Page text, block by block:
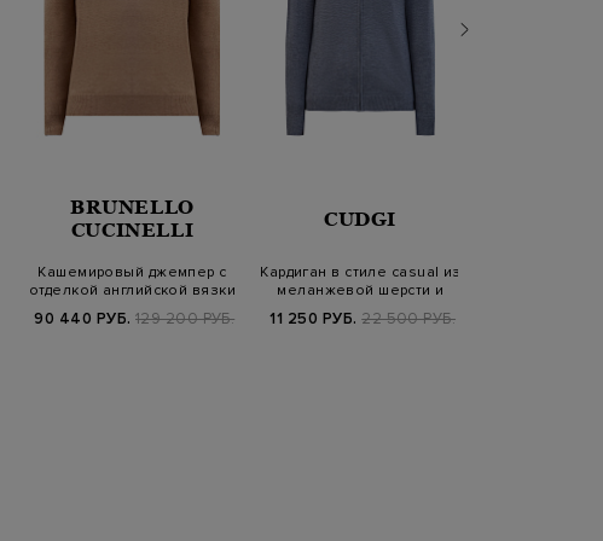
BRUNELLO
CUCINELLI
Кашемировый джемпер с
отделкой английской вязки
90 440 РУБ. 129 200 РУБ.
CUDGI
Кардиган в стиле casual из
меланжевой шерсти и
11 250 РУБ. 22 500 РУБ.